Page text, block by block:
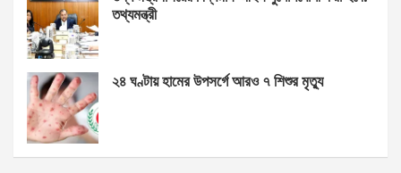
তথ্যমন্ত্রী
২৪ ঘণ্টায় হামের উপসর্গে আরও ৭ শিশুর মৃত্যু